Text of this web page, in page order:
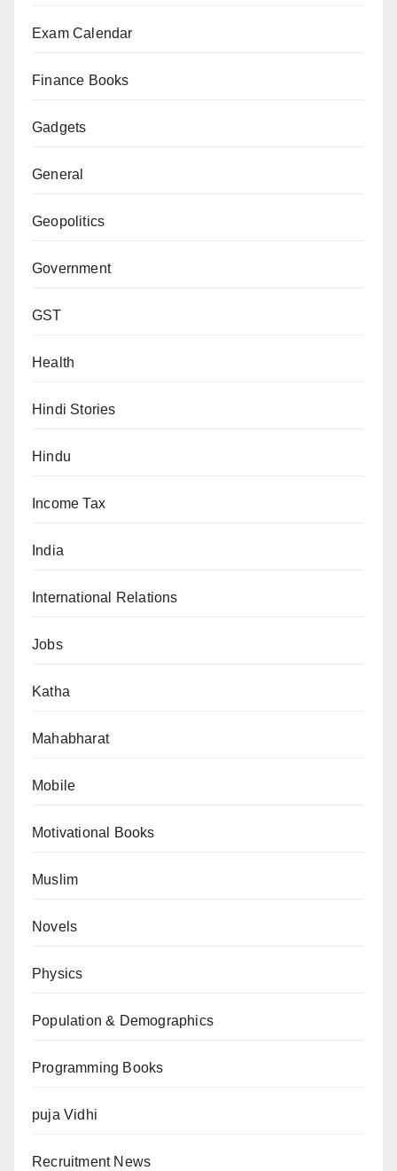
Exam Calendar
Finance Books
Gadgets
General
Geopolitics
Government
GST
Health
Hindi Stories
Hindu
Income Tax
India
International Relations
Jobs
Katha
Mahabharat
Mobile
Motivational Books
Muslim
Novels
Physics
Population & Demographics
Programming Books
puja Vidhi
Recruitment News